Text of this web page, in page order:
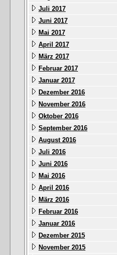
Juli 2017
Juni 2017
Mai 2017
April 2017
März 2017
Februar 2017
Januar 2017
Dezember 2016
November 2016
Oktober 2016
September 2016
August 2016
Juli 2016
Juni 2016
Mai 2016
April 2016
März 2016
Februar 2016
Januar 2016
Dezember 2015
November 2015